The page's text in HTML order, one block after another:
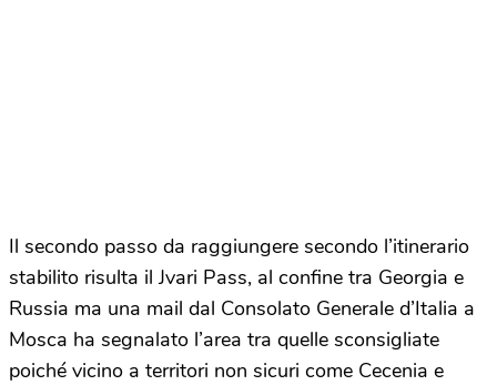
Il secondo passo da raggiungere secondo l’itinerario
stabilito risulta il Jvari Pass, al confine tra Georgia e
Russia ma una mail dal Consolato Generale d’Italia a
Mosca ha segnalato l’area tra quelle sconsigliate
poiché vicino a territori non sicuri come Cecenia e